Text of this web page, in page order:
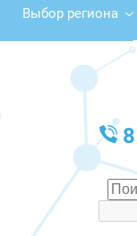
Выбор региона
ул.